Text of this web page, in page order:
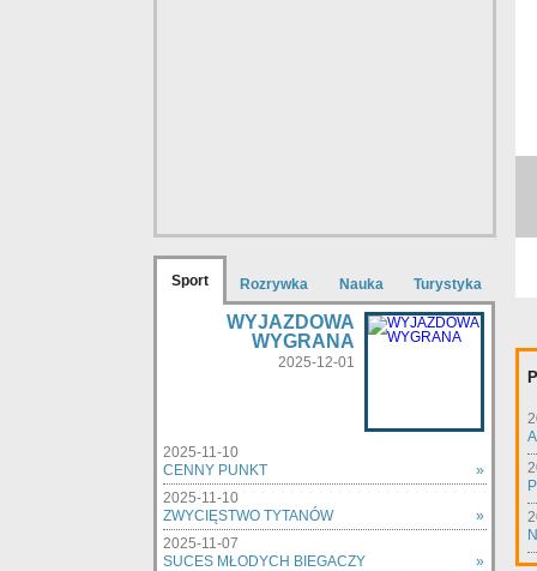
Sport Rozrywka Nauka Turystyka
WYJAZDOWA
WYGRANA
2025-12-01
2025-11-10
CENNY PUNKT
»
2025-11-10
ZWYCIĘSTWO TYTANÓW
»
2025-11-07
SUCES MŁODYCH BIEGACZY
»